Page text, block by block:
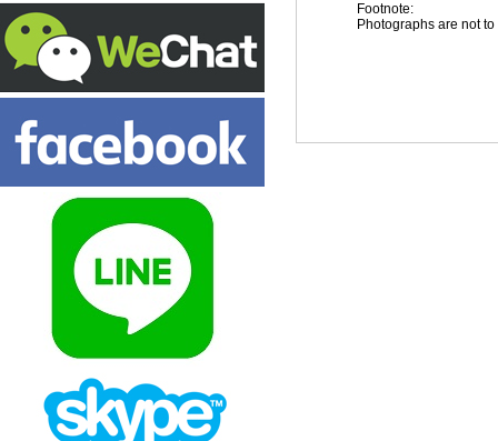
Footnote:
Photographs are not